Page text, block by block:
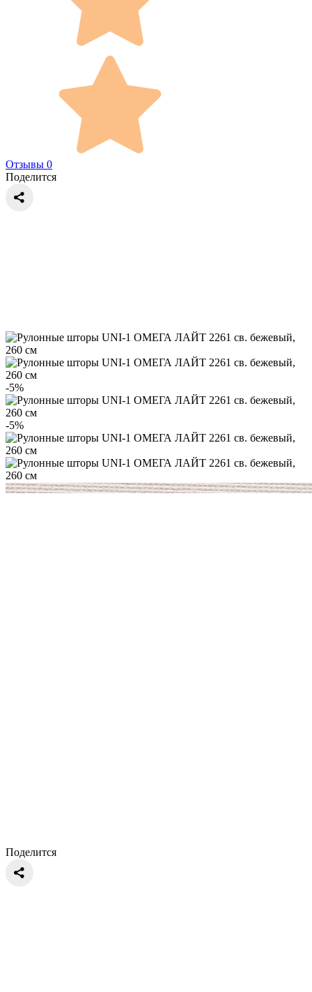
Отзывы 0
Поделится
-5%
-5%
Поделится